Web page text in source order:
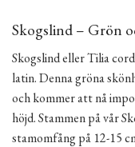
Skogslind – Grön
Skogslind eller Tilia
latin. Denna gröna
och kommer att nå
höjd. Stammen på vår
stamomfång på 12-15